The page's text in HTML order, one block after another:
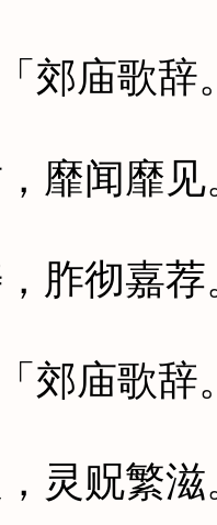
庙歌辞
闻靡见
彻嘉荐
庙歌辞
贶繁滋